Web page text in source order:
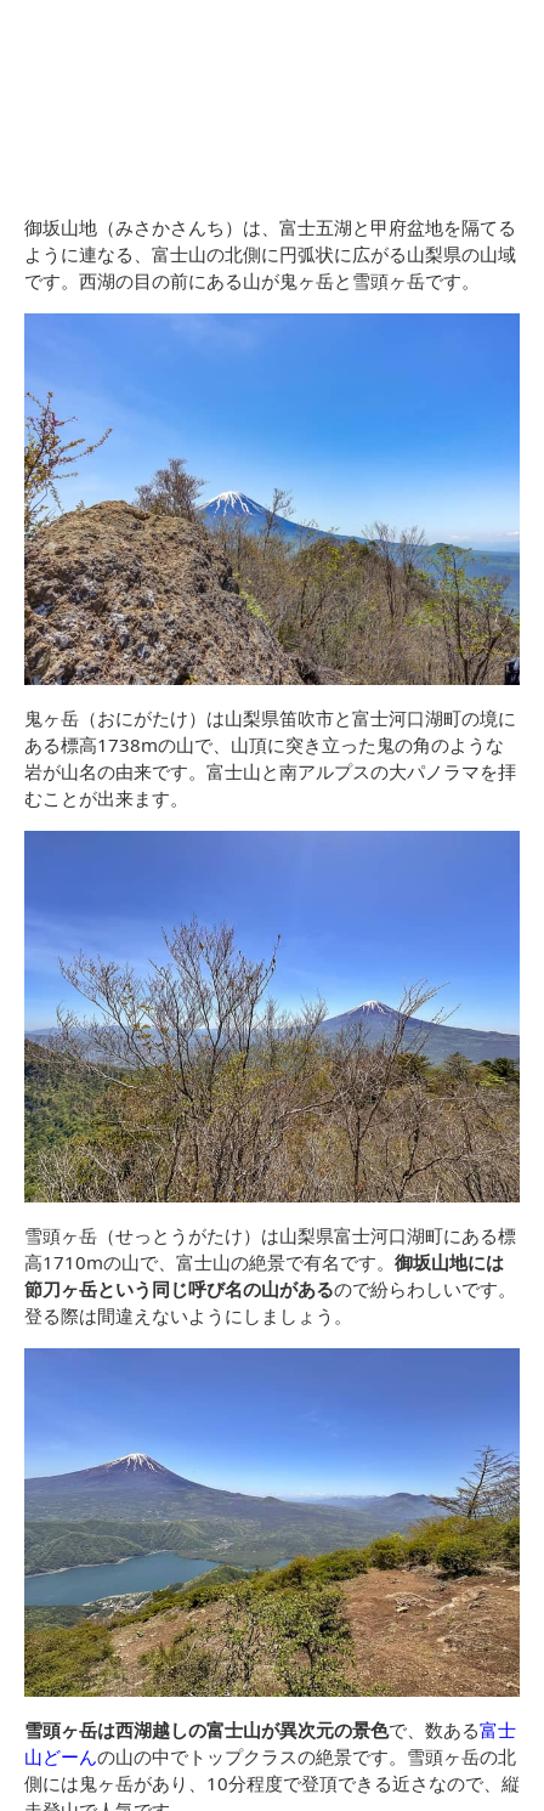
御坂山地（みさかさんち）は、富士五湖と甲府盆地を隔てる
ように連なる、富士山の北側に円弧状に広がる山梨県の山域
です。西湖の目の前にある山が鬼ヶ岳と雪頭ヶ岳です。
鬼ヶ岳（おにがたけ）は山梨県笛吹市と富士河口湖町の境に
ある標高1738mの山で、山頂に突き立った鬼の角のような
岩が山名の由来です。富士山と南アルプスの大パノラマを拝
むことが出来ます。
雪頭ヶ岳（せっとうがたけ）は山梨県富士河口湖町にある標
高1710mの山で、富士山の絶景で有名です。 御坂山地には
節刀ヶ岳という同じ呼び名の山があるので紛らわしいです。
登る際は間違えないようにしましょう。
雪頭ヶ岳は西湖越しの富士山が異次元の景色で、数ある富士
山どーんの山の中でトップクラスの絶景です。雪頭ヶ岳の北
側には鬼ヶ岳があり、10分程度で登頂できる近さなので、縦